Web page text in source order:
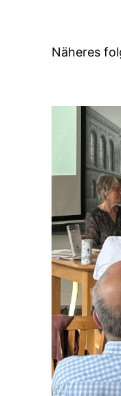
Näheres